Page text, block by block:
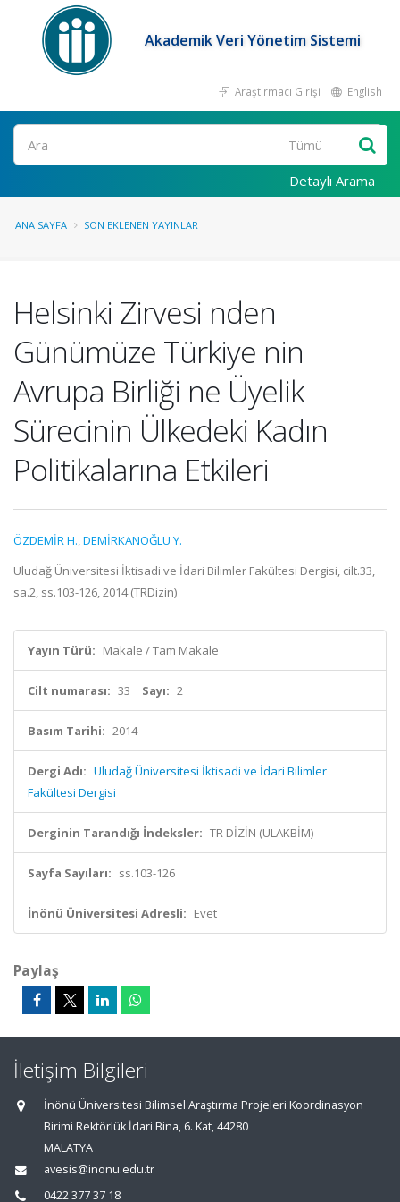
Akademik Veri Yönetim Sistemi
Araştırmacı Girişi English
Ara
Detaylı Arama
ANA SAYFA SON EKLENEN YAYINLAR
Helsinki Zirvesi nden
Günümüze Türkiye nin
Avrupa Birliği ne Üyelik
Sürecinin Ülkedeki Kadın
Politikalarına Etkileri
ÖZDEMİR H.,DEMİRKANOĞLU Y.
Uludağ Üniversitesi İktisadi ve İdari Bilimler Fakültesi Dergisi, cilt.33,
sa.2, ss.103-126, 2014 (TRDizin)
Yayın Türü: Makale / Tam Makale
Cilt numarası: 33 Sayı: 2
Basım Tarihi: 2014
Dergi Adı: Uludağ Üniversitesi İktisadi ve İdari Bilimler
Fakültesi Dergisi
Derginin Tarandığı İndeksler: TR DİZİN (ULAKBİM)
Sayfa Sayıları: ss.103-126
İnönü Üniversitesi Adresli: Evet
Paylaş
İletişim Bilgileri
İnönü Üniversitesi Bilimsel Araştırma Projeleri Koordinasyon
Birimi Rektörlük İdari Bina, 6. Kat, 44280
MALATYA
avesis@inonu.edu.tr
0422 377 37 18